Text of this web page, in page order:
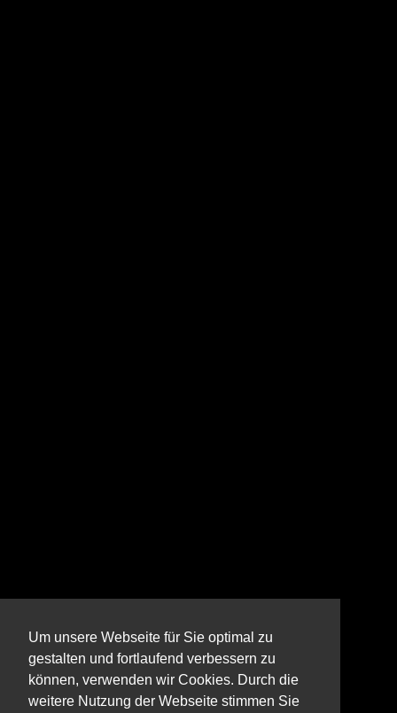
Um unsere Webseite für Sie optimal zu
gestalten und fortlaufend verbessern zu
können, verwenden wir Cookies. Durch die
weitere Nutzung der Webseite stimmen Sie